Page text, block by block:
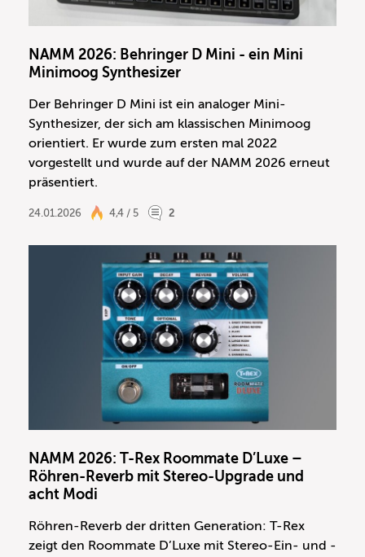
NAMM 2026: Behringer D Mini - ein Mini
Minimoog Synthesizer
Der Behringer D Mini ist ein analoger Mini-
Synthesizer, der sich am klassischen Minimoog
orientiert. Er wurde zum ersten mal 2022
vorgestellt und wurde auf der NAMM 2026 erneut
präsentiert.
24.01.2026 4,4 / 5 2
NAMM 2026: T-Rex Roommate D’Luxe –
Röhren-Reverb mit Stereo-Upgrade und
acht Modi
Röhren-Reverb der dritten Generation: T-Rex
zeigt den Roommate D’Luxe mit Stereo-Ein- und -